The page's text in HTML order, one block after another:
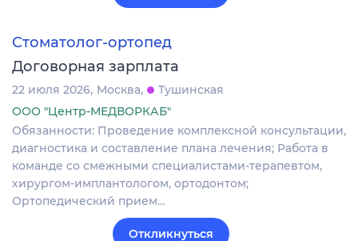
Стоматолог-ортопед
Договорная зарплата
22 июля 2026 Москва
Тушинская
ООО "Центр-МЕДВОРКАБ"
Обязанности: Проведение комплексной консультации,
диагностика и составление плана лечения; Работа в
команде со смежными специалистами-терапевтом,
хирургом-имплантологом, ортодонтом;
Ортопедический прием…
Откликнуться